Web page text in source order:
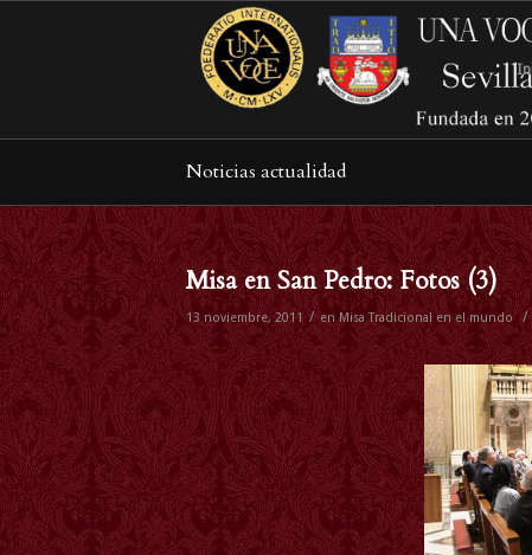
Noticias actualidad
Misa en San Pedro: Fotos (3)
13 noviembre, 2011 / en Misa Tradicional en el mundo /